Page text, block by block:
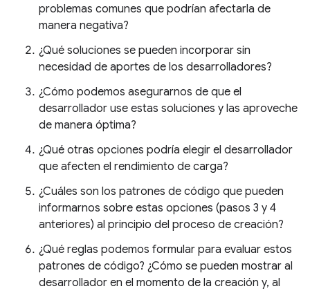
problemas comunes que podrían afectarla de
manera negativa?
¿Qué soluciones se pueden incorporar sin
necesidad de aportes de los desarrolladores?
¿Cómo podemos asegurarnos de que el
desarrollador use estas soluciones y las aproveche
de manera óptima?
¿Qué otras opciones podría elegir el desarrollador
que afecten el rendimiento de carga?
¿Cuáles son los patrones de código que pueden
informarnos sobre estas opciones (pasos 3 y 4
anteriores) al principio del proceso de creación?
¿Qué reglas podemos formular para evaluar estos
patrones de código? ¿Cómo se pueden mostrar al
desarrollador en el momento de la creación y, al